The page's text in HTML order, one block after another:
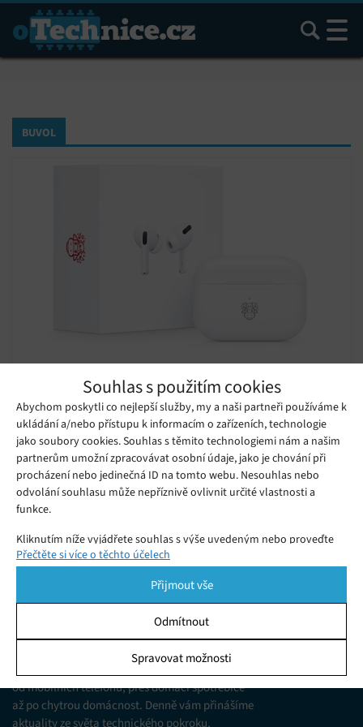
Souhlas s použitím cookies
Abychom poskytli co nejlepší služby, my a naši partneři používáme k
ukládání a/nebo přístupu k informacím o zařízeních, technologie
jako soubory cookies. Souhlas s těmito technologiemi nám a našim
partnerům umožní zpracovávat osobní údaje, jako je chování při
procházení nebo jedinečná ID na tomto webu. Nesouhlas nebo
odvolání souhlasu může nepříznivě ovlivnit určité vlastnosti a
funkce.
Kliknutím níže vyjádřete souhlas s výše uvedeným nebo proveďte
podrobnější rozhodnutí. Vaše volby budou použity pouze na tomto
pomocí přepínačů v Zásadách cookies nebo kliknutím na tlačítko
Spravovat souhlas ve spodní části obrazovky.
Ukládání a/nebo přístup k informacím v zařízení, Porozumění
publiku prostřednictvím statistik nebo kombinací údajů z
různých zdrojů.
Přečtěte si více o těchto účelech
Přijmout vše
Odmítnout
Spravovat možnosti
Hledat
BUVOL
roku představil limitovanou edici
sluchátek AirPods Pro
Pátek 08. 01. 2021 Samuel
Začátek čínského nového roku letos připadá na 12. února a v
Číně i celé jihovýchodní Asii jde o jeden z nejdůležitějších
svátků celého roku.
Jsme web zajímající se o technologické novinky
od mobilních telefonů, přes domácí spotřebiče
až po chytrou domácnost. Denně vám přinášíme
aktuality ze světa technického pokroku,